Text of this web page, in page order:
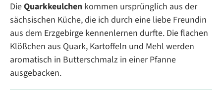
DieQuarkkeulchen kommen ursprünglich aus der
sächsischen Küche, die ich durch eine liebe Freundin
aus dem Erzgebirge kennenlernen durfte. Die flachen
Klößchen aus Quark, Kartoffeln und Mehl werden
aromatisch in Butterschmalz in einer Pfanne
ausgebacken.